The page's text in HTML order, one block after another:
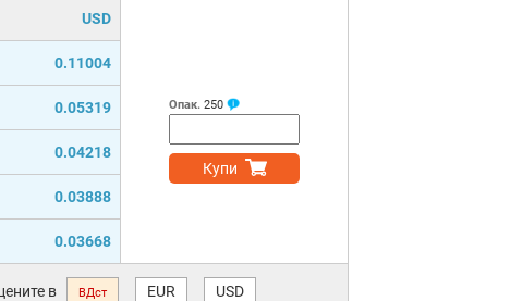
USD
0.11004
0.05319
0.04218
0.03888
0.03668
Опак. 250
Купи
в ВДст EUR USD